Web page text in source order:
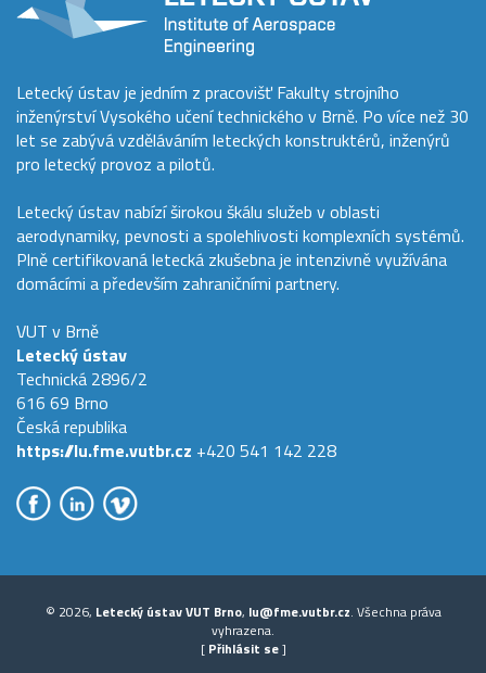
Letecký ústav je jedním z pracovišť Fakulty strojního
inženýrství Vysokého učení technického v Brně. Po více než 30
let se zabývá vzděláváním leteckých konstruktérů, inženýrů
pro letecký provoz a pilotů.
Letecký ústav nabízí širokou škálu služeb v oblasti
aerodynamiky, pevnosti a spolehlivosti komplexních systémů.
Plně certifikovaná letecká zkušebna je intenzivně využívána
domácími a především zahraničními partnery.
VUT v Brně
Letecký ústav
Technická 2896/2
616 69 Brno
Česká republika
https://lu.fme.vutbr.cz +420 541 142 228
© 2026, Letecký ústav VUT Brno, lu@fme.vutbr.cz. Všechna práva
vyhrazena.
[ Přihlásit se]